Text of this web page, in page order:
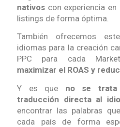
nativos con experiencia
listings de forma óptima.
También ofrecemos
idiomas para la creación
PPC para cada
maximizar el ROAS y
Y es que no se trata
traducción directa al
encontrar las palabras
cada país de forma